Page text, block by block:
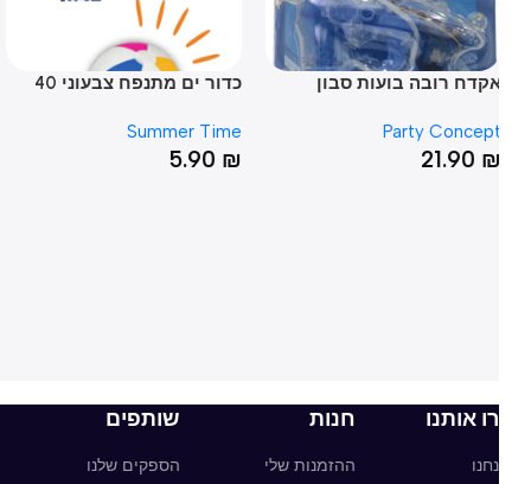
רובה בועות סבון
Party
21.90
כדור ים מתנפח צבעוני 40
Summer Time
5.90
אותנו חנות
ההזמנות שלי
שותפים
הספקים שלנו